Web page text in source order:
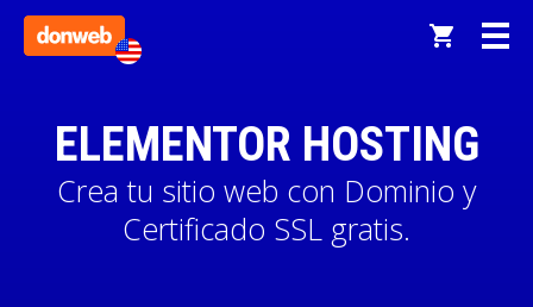
ELEMENTOR HOSTING
Crea tu sitio web con Dominio y
Certificado SSL gratis.